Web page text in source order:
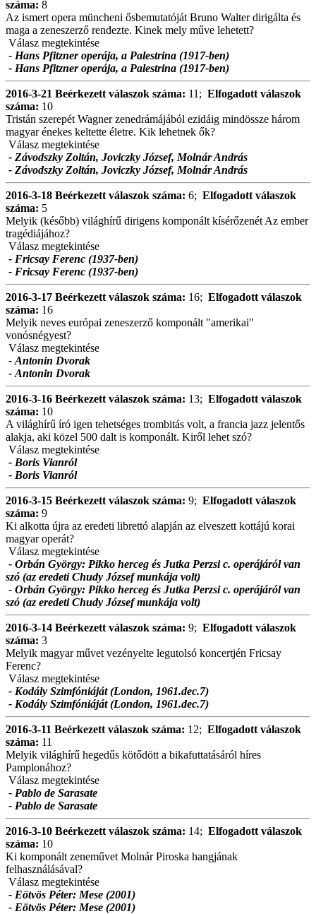
száma: 8
Az ismert opera müncheni ősbemutatóját Bruno Walter dirigálta és
maga a zeneszerző rendezte. Kinek mely műve lehetett?
Válasz megtekintése
- Hans Pfitzner operája, a Palestrina (1917-ben)
- Hans Pfitzner operája, a Palestrina (1917-ben)
2016-3-21 Beérkezett válaszok száma: 11; Elfogadott válaszok
száma: 10
Tristán szerepét Wagner zenedrámájából ezidáig mindössze három
magyar énekes keltette életre. Kik lehetnek ők?
Válasz megtekintése
- Závodszky Zoltán, Joviczky József, Molnár András
- Závodszky Zoltán, Joviczky József, Molnár András
2016-3-18 Beérkezett válaszok száma: 6; Elfogadott válaszok
száma: 5
Melyik (később) világhírű dirigens komponált kísérőzenét Az ember
tragédiájához?
Válasz megtekintése
- Fricsay Ferenc (1937-ben)
- Fricsay Ferenc (1937-ben)
2016-3-17 Beérkezett válaszok száma: 16; Elfogadott válaszok
száma: 16
Melyik neves európai zeneszerző komponált "amerikai"
vonósnégyest?
Válasz megtekintése
- Antonin Dvorak
- Antonin Dvorak
2016-3-16 Beérkezett válaszok száma: 13; Elfogadott válaszok
száma: 10
A világhírű író igen tehetséges trombitás volt, a francia jazz jelentős
alakja, aki közel 500 dalt is komponált. Kiről lehet szó?
Válasz megtekintése
- Boris Vianról
- Boris Vianról
2016-3-15 Beérkezett válaszok száma: 9; Elfogadott válaszok
száma: 9
Ki alkotta újra az eredeti librettó alapján az elveszett kottájú korai
magyar operát?
Válasz megtekintése
- Orbán György: Pikko herceg és Jutka Perzsi c. operájáról van
szó (az eredeti Chudy József munkája volt)
- Orbán György: Pikko herceg és Jutka Perzsi c. operájáról van
szó (az eredeti Chudy József munkája volt)
2016-3-14 Beérkezett válaszok száma: 9; Elfogadott válaszok
száma: 3
Melyik magyar művet vezényelte legutolsó koncertjén Fricsay
Ferenc?
Válasz megtekintése
- Kodály Szimfóniáját (London, 1961.dec.7)
- Kodály Szimfóniáját (London, 1961.dec.7)
2016-3-11 Beérkezett válaszok száma: 12; Elfogadott válaszok
száma: 11
Melyik világhírű hegedűs kötődött a bikafuttatásáról híres
Pamplonához?
Válasz megtekintése
- Pablo de Sarasate
- Pablo de Sarasate
2016-3-10 Beérkezett válaszok száma: 14; Elfogadott válaszok
száma: 10
Ki komponált zeneművet Molnár Piroska hangjának
felhasználásával?
Válasz megtekintése
- Eötvös Péter: Mese (2001)
- Eötvös Péter: Mese (2001)